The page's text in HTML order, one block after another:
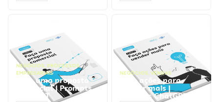
NEGÓCIOS, PROCESSOS
EMPRESARIAIS
Faça uma proposta
comercial | Prompts
ChatGPT
NEGÓCIOS, VENDAS
Faça ações para
vender mais |
Prompts ChatGPT